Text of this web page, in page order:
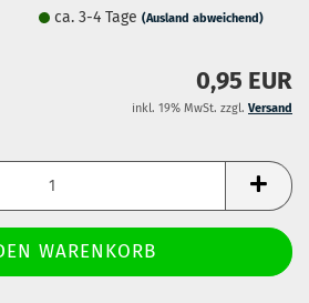
ca. 3-4 Tage(Ausland abweichend)
0,95 EUR
inkl. 19% MwSt. zzgl. Versand